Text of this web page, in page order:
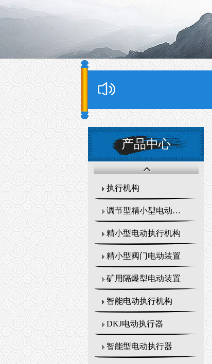
产品中心
执行机构
调节型精小型电动执行器
精小型电动执行机构
精小型阀门电动装置
矿用隔爆型电动装置
智能电动执行机构
DKJ电动执行器
智能型电动执行器